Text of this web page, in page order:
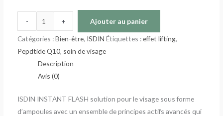
- + Ajouter au panier
Catégories :Bien-être, ISDIN Étiquettes :effet lifting,
Pepdtide Q10, soin de visage
Description
Avis (0)
ISDIN INSTANT FLASH solution pour le visage sous forme
d’ampoules avec un ensemble de principes actifs avancés qui